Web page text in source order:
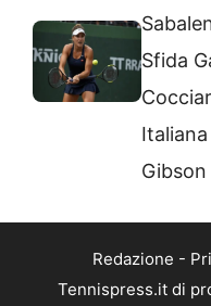
Sfida
Gibson
Redazione -
Tennispress.it di